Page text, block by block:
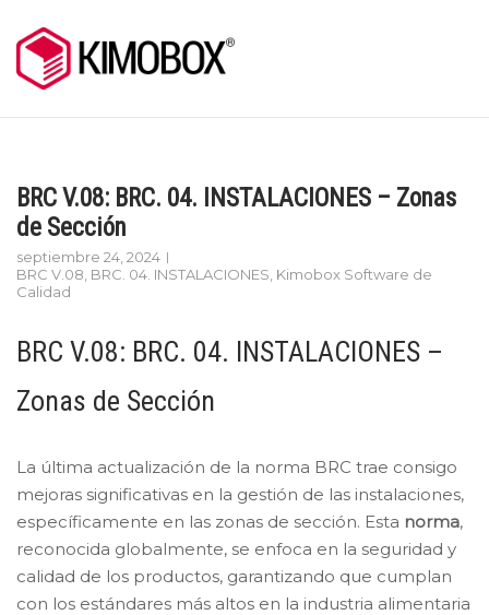
to
content
BRC V.08: BRC. 04. INSTALACIONES – Zonas
de Sección
septiembre 24, 2024
BRC V.08 BRC. 04. INSTALACIONES Kimobox Software de
Calidad
BRC V.08: BRC. 04. INSTALACIONES –
Zonas de Sección
La última actualización de la norma BRC trae consigo
mejoras significativas en la gestión de las instalaciones,
específicamente en las zonas de sección. Esta norma,
reconocida globalmente, se enfoca en la seguridad y
calidad de los productos, garantizando que cumplan
con los estándares más altos en la industria alimentaria